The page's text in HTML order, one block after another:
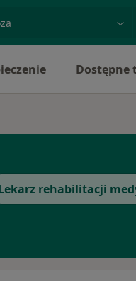
Dostępne
rehabilitacji